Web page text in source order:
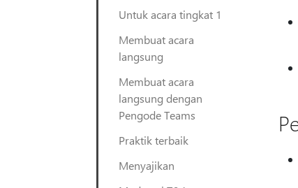
Untuk acara tingkat 1
Membuat acara
langsung
Membuat acara
langsung dengan
Pengode Teams
Praktik terbaik
Menyajikan